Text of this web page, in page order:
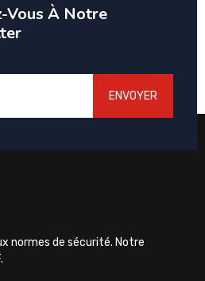
Vous À Notre
ENVOYER
normes de sécurité. Notre